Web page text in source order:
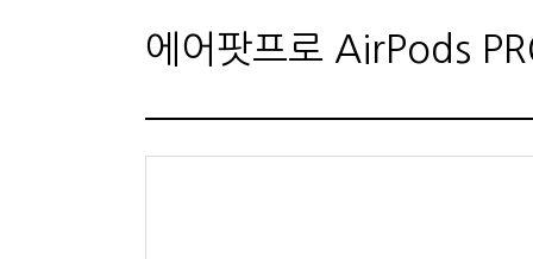
에어팟프로 AirPods